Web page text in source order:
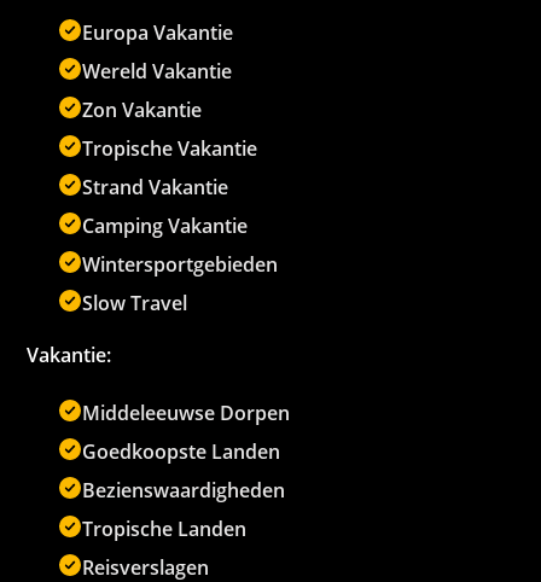
Europa Vakantie
Wereld Vakantie
Zon Vakantie
Tropische Vakantie
Strand Vakantie
Camping Vakantie
Wintersportgebieden
Slow Travel
Vakantie:
Middeleeuwse Dorpen
Goedkoopste Landen
Bezienswaardigheden
Tropische Landen
Reisverslagen